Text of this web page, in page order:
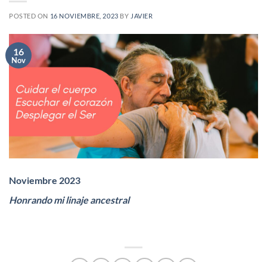
POSTED ON 16 NOVIEMBRE, 2023 BY JAVIER
16
Nov
Noviembre 2023
Honrando mi linaje ancestral